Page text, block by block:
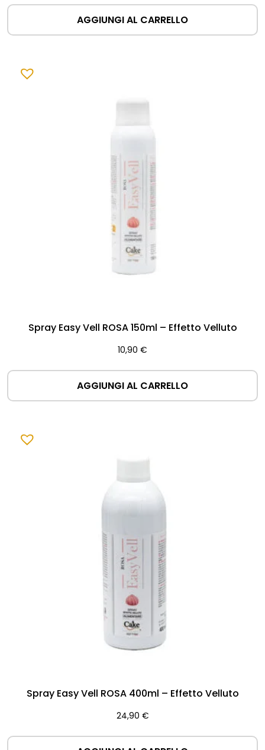
AGGIUNGI AL CARRELLO
Spray Easy Vell ROSA 150ml – Effetto Velluto
10,90 €
AGGIUNGI AL CARRELLO
Spray Easy Vell ROSA 400ml – Effetto Velluto
24,90 €